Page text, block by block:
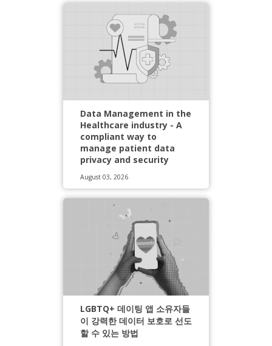
Data Management in the
Healthcare industry - A
compliant way to
manage patient data
privacy and security
August 03, 2026
LGBTQ+ 데이팅 앱 소유자들
이 강력한 데이터 보호로 선도
할 수 있는 방법